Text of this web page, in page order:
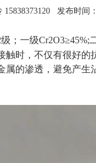
发布时间
一级Cr2O3≥45%;二
触时，不仅有很好
属的渗透，避免产